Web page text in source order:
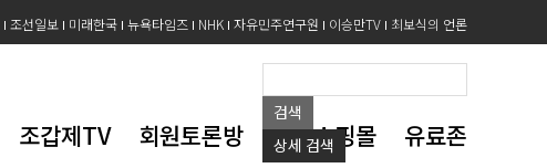
조선일보 미래한국 뉴욕타임즈 NHK 자유민주연구원 이승만TV 최보식의 언론
검색
상세 검색
조갑제TV 회원토론방 도서쇼핑몰 유료존